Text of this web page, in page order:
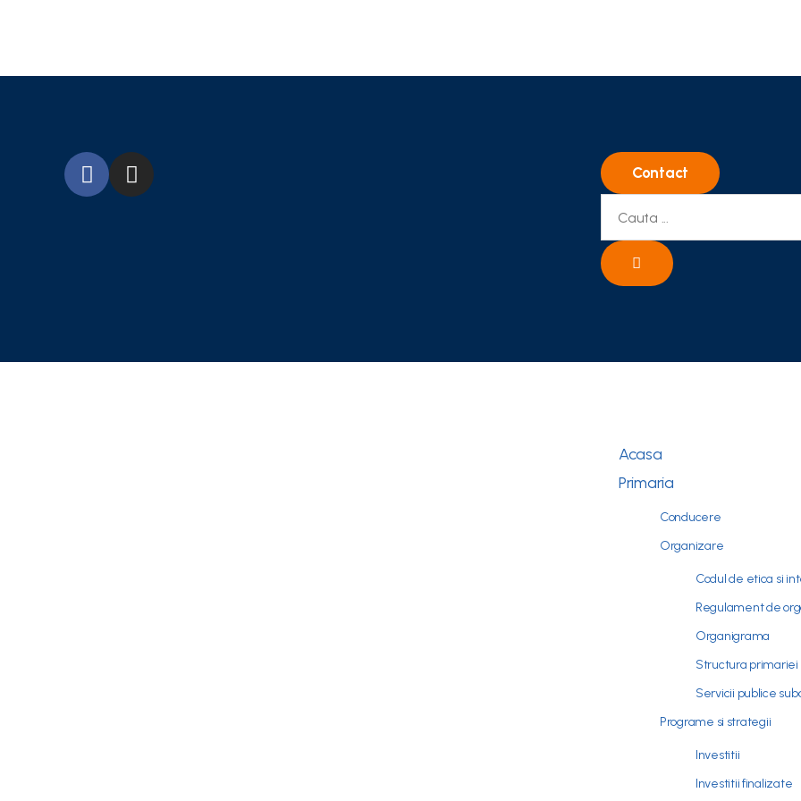
Contact
Acasa
Primaria
Conducere
Organizare
Codul de etica si
Regulament de
Organigrama
Structura primariei
Servicii publice
Programe si strategii
Investitii
Investitii finalizate